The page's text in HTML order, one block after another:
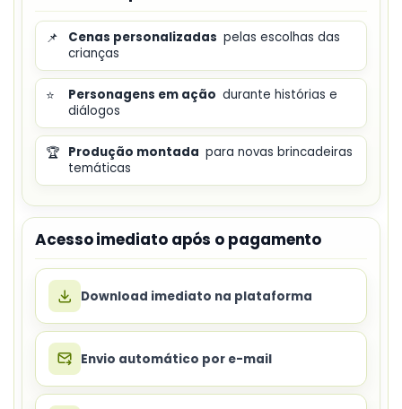
📌 Cenas personalizadas pelas escolhas das
crianças
⭐ Personagens em ação durante histórias e
diálogos
🏆 Produção montada para novas brincadeiras
temáticas
Acesso imediato após o pagamento
Download imediato na plataforma
Envio automático por e-mail